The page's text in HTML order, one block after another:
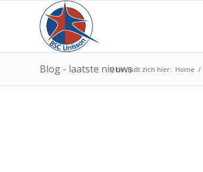
Blog - laatste nieuwsU bevindt zich hier: Home /